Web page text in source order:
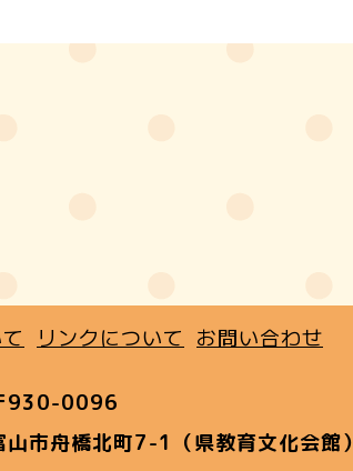
リンクについて お問い合わせ
930-0096
山市舟橋北町7-1（県教育文化会館）